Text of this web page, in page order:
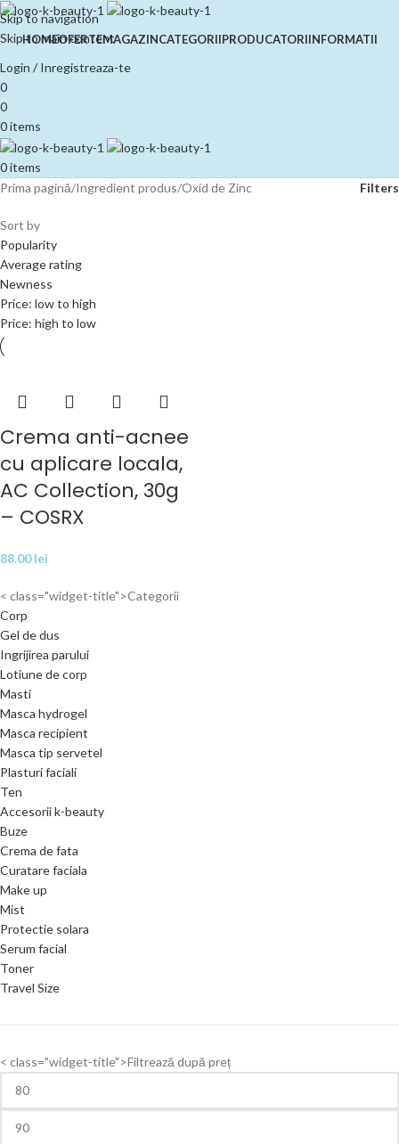
Skip to navigation
Skip to main content
HOMEOFERTEMAGAZINCATEGORIIPRODUCATORIINFORMATII
Login / Inregistreaza-te
0
0
0items
0items
Prima pagină Ingredient produs Oxid de Zinc Filters
Sort by
Popularity
Average rating
Newness
Price: low to high
Price: high to low
Crema anti-acnee
cu aplicare locala,
AC Collection, 30g
– COSRX
88.00lei
< class="widget-title">Categorii
Corp
Gel de dus
Ingrijirea parului
Lotiune de corp
Masti
Masca hydrogel
Masca recipient
Masca tip servetel
Plasturi faciali
Ten
Accesorii k-beauty
Buze
Crema de fata
Curatare faciala
Make up
Mist
Protectie solara
Serum facial
Toner
Travel Size
< class="widget-title">Filtrează după preț